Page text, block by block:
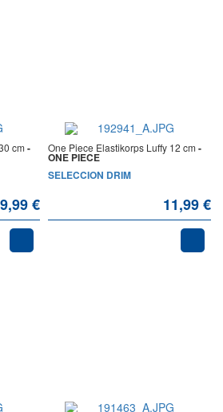
cm -
€
One Piece Elastikorps Luffy 12 cm -
ONE PIECE
SELECCION DRIM
11,99 €